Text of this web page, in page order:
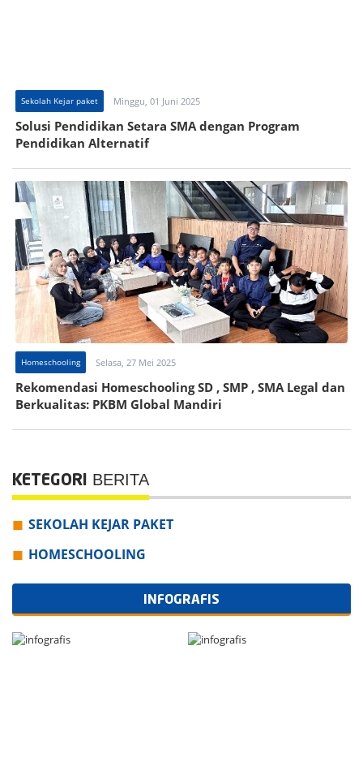
Sekolah Kejar paket Minggu, 01 Juni 2025
Solusi Pendidikan Setara SMA dengan Program
Pendidikan Alternatif
Homeschooling Selasa, 27 Mei 2025
Rekomendasi Homeschooling SD , SMP , SMA Legal dan
Berkualitas: PKBM Global Mandiri
KETEGORI BERITA
SEKOLAH KEJAR PAKET
HOMESCHOOLING
INFOGRAFIS